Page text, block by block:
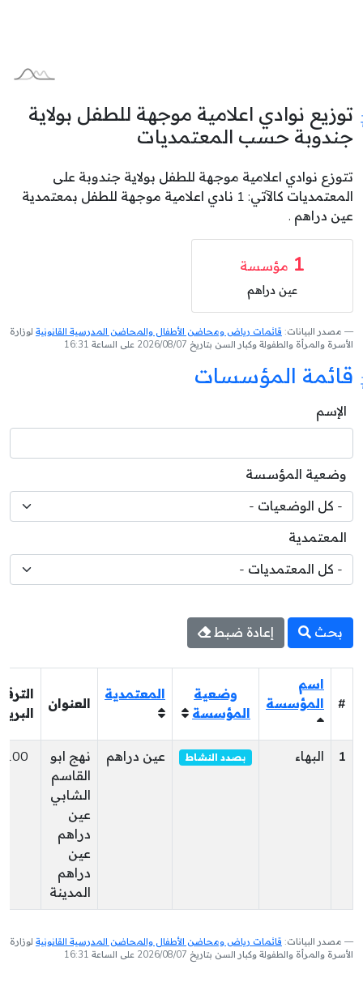
توزيع نوادي اعلامية موجهة للطفل بولاية
جندوبة حسب المعتمديات
تتوزع نوادي اعلامية موجهة للطفل بولاية جندوبة على
المعتمديات كالآتي: 1 نادي اعلامية موجهة للطفل بمعتمدية
عين دراهم .
1 مؤسسة
عين دراهم
مصدر البيانات: قائمات رياض ومحاضن الأطفال والمحاضن المدرسية القانونية لوزارة
الأسرة والمرأة والطفولة وكبار السن بتاريخ 2026/08/07 على الساعة 16:31
قائمة المؤسسات
الإسم
وضعية المؤسسة
المعتمدية
بحث إعادة ضبط
#
اسم
المؤسسة
وضعية
المؤسسة
المعتمدية
العنوان
1 البهاء بصدد النشاط عين دراهم
نهج ابو
القاسم
الشابي
عين
دراهم
عين
دراهم
المدينة
مصدر البيانات: قائمات رياض ومحاضن الأطفال والمحاضن المدرسية القانونية لوزارة
الأسرة والمرأة والطفولة وكبار السن بتاريخ 2026/08/07 على الساعة 16:31